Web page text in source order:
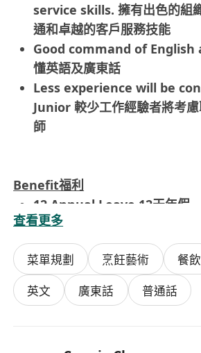
service skills. 擁有出色的組
通和卓越的客戶服務技能
Good command of English
懂英語及廣東話
Less experience will be
Junior 較少工作經驗者將考
師
Benefit福利
12 Annual Leave 12天年假
6 rest days per month 每月6
Tips 貼士
Medical Insurance 醫療保障
Dental Plan 牙科保障
Free Duty Meal 免費膳食
查看更多
菜單規劃 烹飪藝術 餐飲
英文
廣東話 普通話